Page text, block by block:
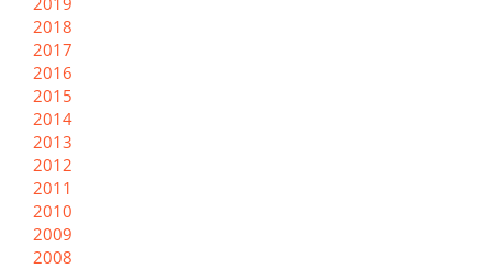
2018
2017
2016
2015
2014
2013
2012
2011
2010
2009
2008